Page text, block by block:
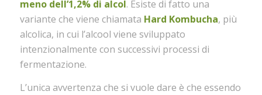
meno dell’1,2% di alcol. Esiste di fatto una
variante che viene chiamata Hard Kombucha, più
alcolica, in cui l’alcool viene sviluppato
intenzionalmente con successivi processi di
fermentazione.
L’unica avvertenza che si vuole dare è che essendo